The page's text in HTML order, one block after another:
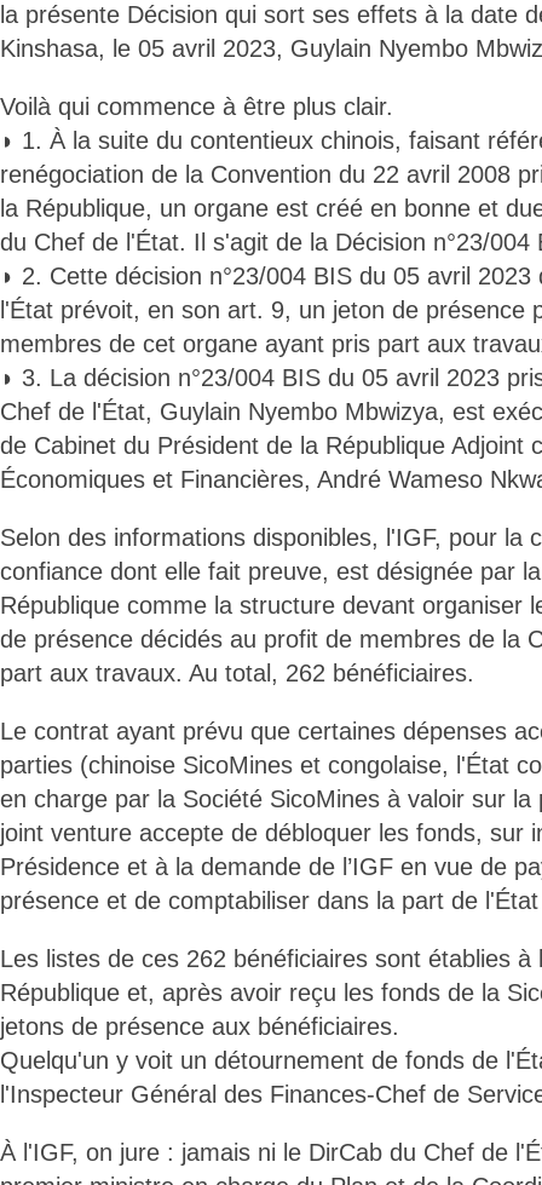
la présente Décision qui sort ses effets à la date
Kinshasa, le 05 avril 2023, Guylain Nyembo
Voilà qui commence à être plus clair.
◗ 1. À la suite du contentieux chinois, faisant
renégociation de la Convention du 22 avril 2008
la République, un organe est créé en bonne et
du Chef de l'État. Il s'agit de la Décision n°23/004
◗ 2. Cette décision n°23/004 BIS du 05 avril
l'État prévoit, en son art. 9, un jeton de présence
membres de cet organe ayant pris part aux
◗ 3. La décision n°23/004 BIS du 05 avril 2023
Chef de l'État, Guylain Nyembo Mbwizya, est
de Cabinet du Président de la République Adjoint
Économiques et Financières, André Wameso
Selon des informations disponibles, l'IGF, pour la
confiance dont elle fait preuve, est désignée par
République comme la structure devant organiser
de présence décidés au profit de membres de la
part aux travaux. Au total, 262 bénéficiaires.
Le contrat ayant prévu que certaines dépenses
parties (chinoise SicoMines et congolaise, l'État
en charge par la Société SicoMines à valoir sur la
joint venture accepte de débloquer les fonds, sur
Présidence et à la demande de l’IGF en vue de
présence et de comptabiliser dans la part de
Les listes de ces 262 bénéficiaires sont établies à
République et, après avoir reçu les fonds de la
jetons de présence aux bénéficiaires.
Quelqu'un y voit un détournement de fonds de
l'Inspecteur Général des Finances-Chef de
À l'IGF, on jure : jamais ni le DirCab du Chef de